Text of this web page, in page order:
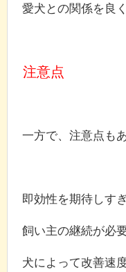
愛犬との関係を良
注意点
一方で、注意点も
即効性を期待しす
飼い主の継続が必
犬によって改善速